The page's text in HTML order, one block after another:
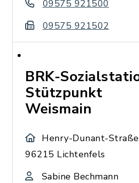
09575 921500
09575 921502
BRK-
Stützpunkt
Weismain
Henry-Dunant-
96215 Lichtenfels
Sabine Bechmann